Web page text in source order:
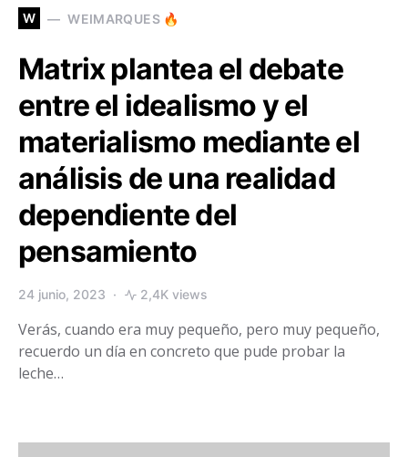
W WEIMARQUES 🔥
Matrix plantea el debate
entre el idealismo y el
materialismo mediante el
análisis de una realidad
dependiente del
pensamiento
24 junio, 2023 2,4K views
Verás, cuando era muy pequeño, pero muy pequeño,
recuerdo un día en concreto que pude probar la
leche…